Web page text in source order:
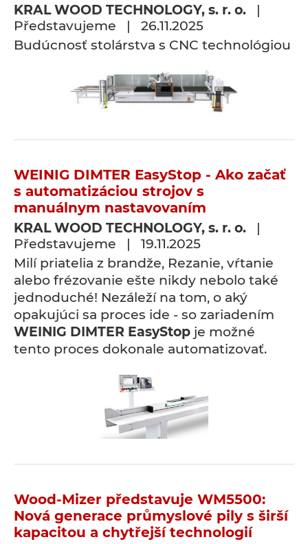
KRAL WOOD TECHNOLOGY, s. r. o. |
Představujeme | 26.11.2025
Budúcnosť stolárstva s CNC technológiou
WEINIG DIMTER EasyStop - Ako začať
s automatizáciou strojov s
manuálnym nastavovaním
KRAL WOOD TECHNOLOGY, s. r. o. |
Představujeme | 19.11.2025
Milí priatelia z brandže, Rezanie, vŕtanie
alebo frézovanie ešte nikdy nebolo také
jednoduché! Nezáleží na tom, o aký
opakujúci sa proces ide - so zariadením
WEINIG DIMTER EasyStop je možné
tento proces dokonale automatizovať.
Wood-Mizer představuje WM5500:
Nová generace průmyslové pily s širší
kapacitou a chytřejší technologií